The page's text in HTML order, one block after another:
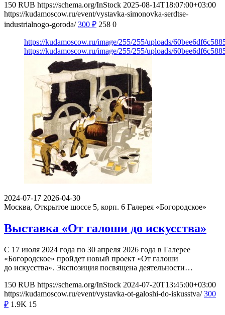
150 RUB https://schema.org/InStock 2025-08-14T18:07:00+03:00
https://kudamoscow.ru/event/vystavka-simonovka-serdtse-
industrialnogo-goroda/ 300 ₽ 258 0
https://kudamoscow.ru/image/255/255/uploads/
https://kudamoscow.ru/image/255/255/uploads/
2024-07-17 2026-04-30
Москва, Открытое шоссе 5, корп. 6 Галерея «Богородское»
Выставка «От галоши до искусства»
С 17 июля 2024 года по 30 апреля 2026 года в Галерее
«Богородское» пройдет новый проект «От галоши
до искусства». Экспозиция посвящена деятельности…
150 RUB https://schema.org/InStock 2024-07-20T13:45:00+03:00
https://kudamoscow.ru/event/vystavka-ot-galoshi-do-iskusstva/ 300
₽ 1.9K 15